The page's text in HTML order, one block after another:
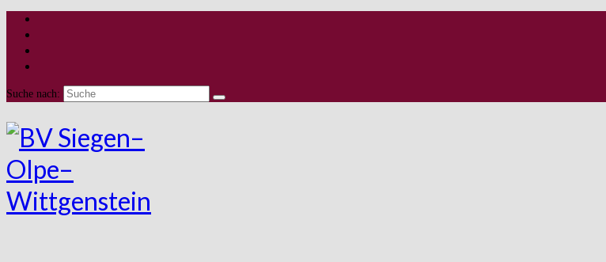
Suche nach: